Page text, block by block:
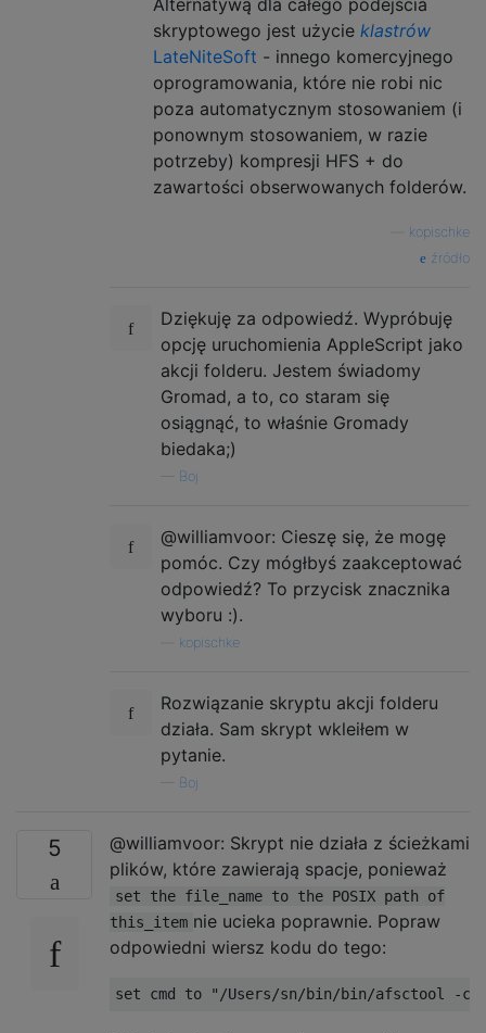
skryptowego jest użycie klastrów
LateNiteSoft - innego komercyjnego
oprogramowania, które nie robi nic
poza automatycznym stosowaniem (i
ponownym stosowaniem, w razie
potrzeby) kompresji HFS + do
zawartości obserwowanych folderów.
kopischke
źródło
Dziękuję za odpowiedź. Wypróbuję
opcję uruchomienia AppleScript jako
akcji folderu. Jestem świadomy
Gromad, a to, co staram się
osiągnąć, to właśnie Gromady
biedaka;)
Boj
@williamvoor: Cieszę się, że mogę
pomóc. Czy mógłbyś zaakceptować
odpowiedź? To przycisk znacznika
wyboru :).
kopischke
Rozwiązanie skryptu akcji folderu
działa. Sam skrypt wkleiłem w
pytanie.
Boj
5
@williamvoor: Skrypt nie działa z ścieżkami
plików, które zawierają spacje, ponieważ
set the file_name to the POSIX path of
this_item nie ucieka poprawnie. Popraw
odpowiedni wiersz kodu do tego:
set cmd to "/Users/sn/bin/bin/afsctool -c